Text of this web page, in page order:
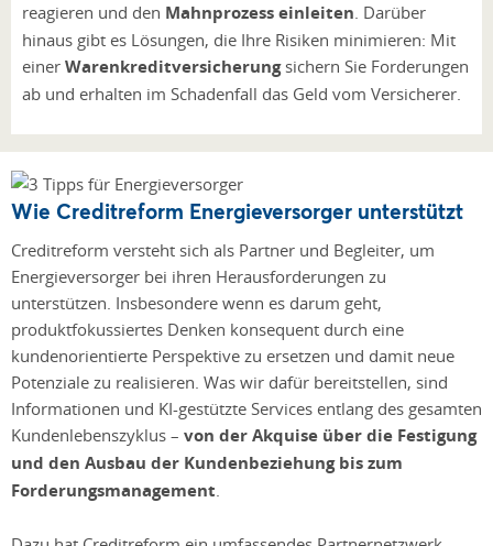
reagieren und den Mahnprozess einleiten. Darüber
hinaus gibt es Lösungen, die Ihre Risiken minimieren: Mit
einer Warenkreditversicherungsichern Sie Forderungen
ab und erhalten im Schadenfall das Geld vom Versicherer.
Wie Creditreform Energieversorger unterstützt
Creditreform versteht sich als Partner und Begleiter, um
Energieversorger bei ihren Herausforderungen zu
unterstützen. Insbesondere wenn es darum geht,
produktfokussiertes Denken konsequent durch eine
kundenorientierte Perspektive zu ersetzen und damit neue
Potenziale zu realisieren. Was wir dafür bereitstellen, sind
Informationen und KI-gestützte Services entlang des gesamten
Kundenlebenszyklus – von der Akquise über die Festigung
und den Ausbau der Kundenbeziehung bis zum
Forderungsmanagement.